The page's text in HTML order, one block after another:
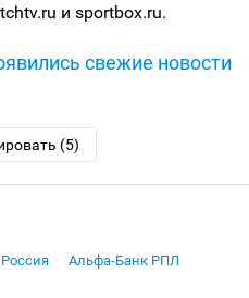
и sportbox.ru.
свежие новости
(5)
Россия
Альфа-Банк РПЛ